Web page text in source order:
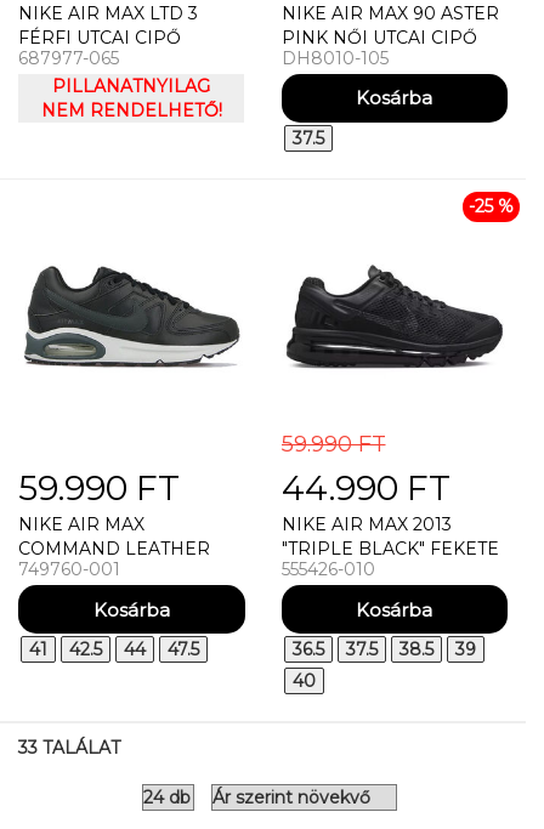
NIKE AIR MAX LTD 3
FÉRFI UTCAI CIPŐ
FEKETE PIROS
687977-065
PILLANATNYILAG
NEM RENDELHETŐ!
NIKE AIR MAX 90 ASTER
PINK NŐI UTCAI CIPŐ
DH8010-105
37.5
59.990 FT
NIKE AIR MAX
COMMAND LEATHER
749760-001
41 42.5 44 47.5
-25 %
59.990 FT
44.990 FT
NIKE AIR MAX 2013
"TRIPLE BLACK" FEKETE
UTCAI CIPŐ
555426-010
36.5 37.5 38.5
39
40
33 TALÁLAT